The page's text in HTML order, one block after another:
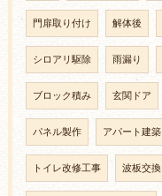
門扉取り付け 解体後
シロアリ駆除 雨漏り
ブロック積み 玄関ドア
パネル製作 アパート建築
トイレ改修工事 波板交換